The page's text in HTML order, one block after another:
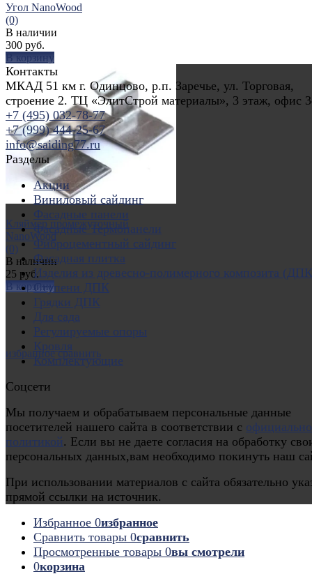
избранное сравнить
Угол NanoWood
(0)
В наличии
300 руб.
В корзину
избранное сравнить
Кляймер промежуточный
NanoWood
(0)
В наличии
25 руб.
В корзину
Контакты
МКАД 51 км г. Одинцово, р.п. Заречье, ул. Торговая,
строение 2. ТЦ «ЭлитСтрой материалы», 3 этаж, офис
+7 (495) 032-78-77
+7 (999) 444-25-67
info@saiding77.ru
Разделы
Акции
Виниловый сайдинг
Фасадные панели
Фасадные Термопанели
Фиброцементный сайдинг
Фасадная плитка
Изделия из древесно-полимерного композита
Ступени ДПК
Грядки ДПК
Для сада
Регулируемые опоры
Кровля
Комплектующие
Соцсети
Мы получаем и обрабатываем персональные данные
посетителей нашего сайта в соответствии с
политикой. Если вы не даете согласия на обработку
персональных данных,вам необходимо покинуть наш
При использовании материалов с сайта обязательно
прямой ссылки на источник.
Избранное 0избранное
Сравнить товары 0сравнить
Просмотренные товары 0вы смотрели
0корзина